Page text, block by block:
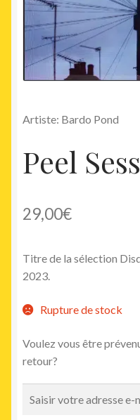
Artiste: Bardo Pond
Peel
29,00€
Titre de la sélection
2023.
Rupture de stock
Voulez vous être
retour?